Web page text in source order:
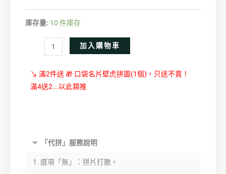
庫存量: 10 件庫存
加入購物車
↘ 滿2件送 🎁 口袋名片壁虎拼圖(1個)，只送不賣！
滿4送2...以此類推
「代拼」服務說明
1. 選項「無」：拼片打散。